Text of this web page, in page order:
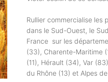
Rullier commercialise les
dans le Sud-Ouest, le
France sur les
(33), Charente-Maritime
(11), Hérault (34), Var
du Rhône (13) et Alpes